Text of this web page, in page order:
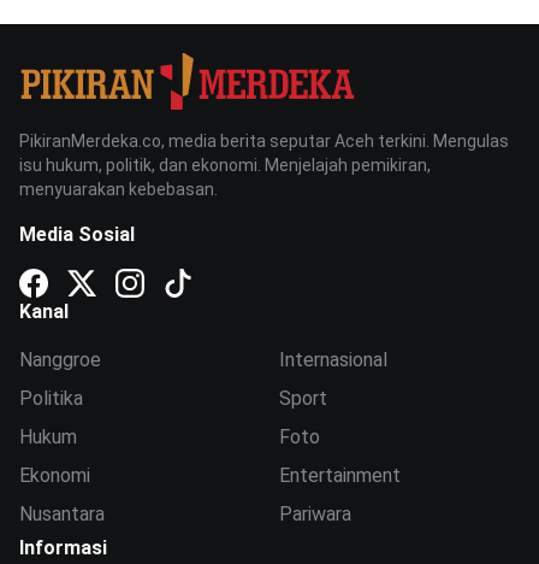
PikiranMerdeka.co, media berita seputar Aceh terkini. Mengulas
isu hukum, politik, dan ekonomi. Menjelajah pemikiran,
menyuarakan kebebasan.
Media Sosial
Kanal
Nanggroe
Politika
Hukum
Ekonomi
Nusantara
Internasional
Sport
Foto
Entertainment
Pariwara
Informasi